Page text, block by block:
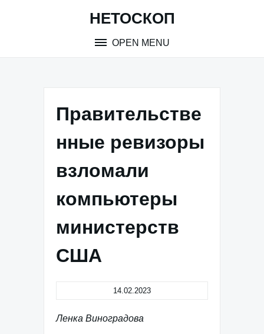
НЕТОСКОП
OPEN MENU
Правительстве
нные ревизоры
взломали
компьютеры
министерств
США
14.02.2023
Ленка Виноградова